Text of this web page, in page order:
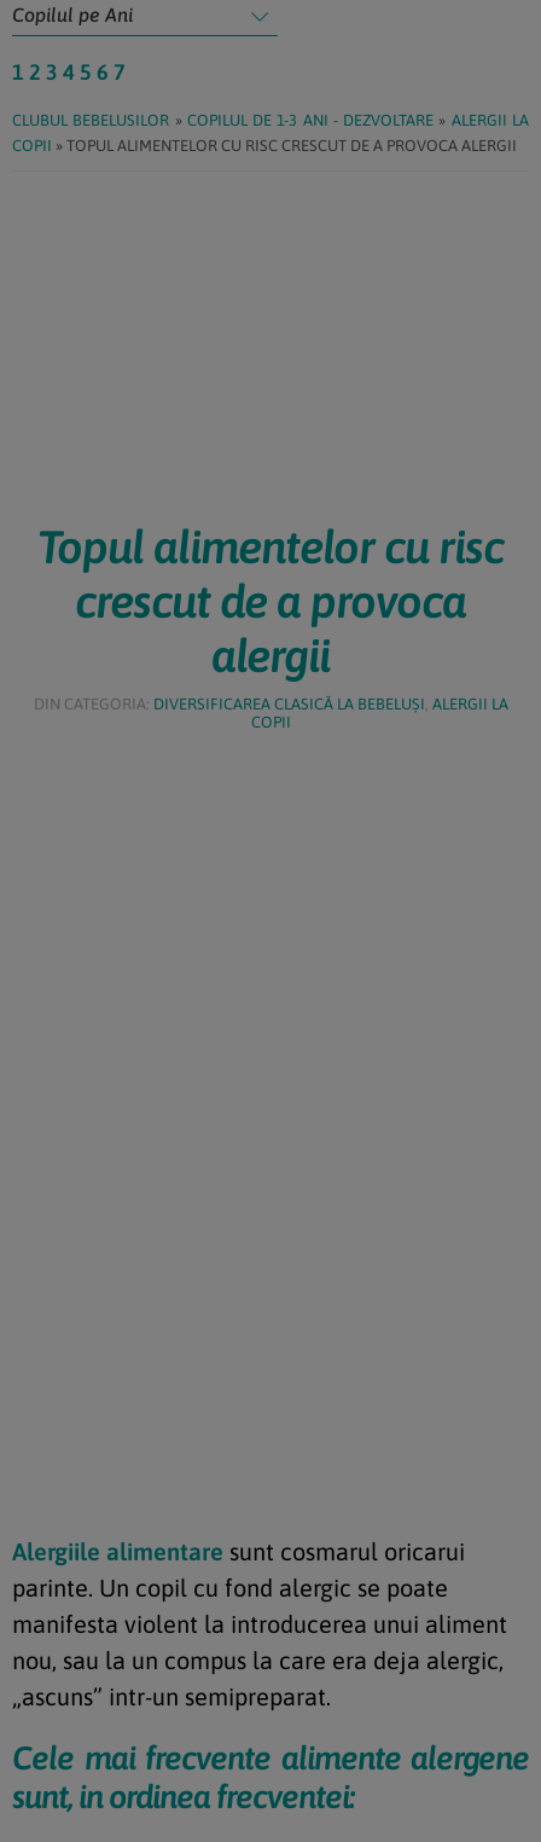
1 2 3 4 5 6 7
CLUBUL BEBELUSILOR » COPILUL DE 1-3 ANI - DEZVOLTARE » ALERGII LA
COPII » TOPUL ALIMENTELOR CU RISC CRESCUT DE A PROVOCA ALERGII
Topul alimentelor cu risc
crescut de a provoca
alergii
DIN CATEGORIA: DIVERSIFICAREA CLASICĂ LA BEBELUȘI ALERGII LA
COPII
Alergiile alimentare sunt cosmarul oricarui
parinte. Un copil cu fond alergic se poate
manifesta violent la introducerea unui aliment
nou, sau la un compus la care era deja alergic,
„ascuns” intr-un semipreparat.
Cele mai frecvente alimente alergene
sunt, in ordinea frecventei: